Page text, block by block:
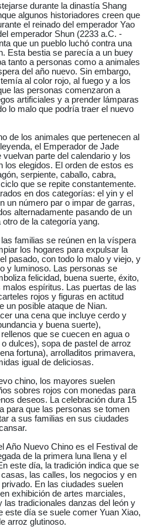
durante la dinastía Shang
algunos historiadores creen que
el reinado del emperador Yao
emperador Shun (2233 a.C. -
que un pueblo luchó contra una
Esta bestia se parecía a un buey
tanto a personas como a animales
del año nuevo. Sin embargo,
al color rojo, al fuego y a los
las personas comenzaron a
artificiales y a prender lámparas
lo malo que podría traer el nuevo
de los animales que pertenecen al
el Emperador de Jade
parte del calendario y los
los elegidos. El orden de estos es
serpiente, caballo, cabra,
que se repite constantemente.
en dos categorías: el yin y el
un número par o impar de garras,
alternadamente pasando de un
de la categoría yang.
familias se reúnen en la víspera
los hogares para expulsar la
pasado, con todo lo malo y viejo, y
y luminoso. Las personas se
felicidad, buena suerte, éxito,
espíritus. Las puertas de las
rojos y figuras en actitud
un posible ataque de Nian.
una cena que incluye cerdo y
y buena suerte),
que se cuecen en agua o
dulces), sopa de pastel de arroz
fortuna), arrolladitos primavera,
igual de deliciosas.
chino, los mayores suelen
sobres rojos con monedas para
deseos. La celebración dura 15
para que las personas se tomen
a sus familias en sus ciudades
Año Nuevo Chino es el Festival de
de la primera luna llena y el
este día, la tradición indica que se
las calles, los negocios y en
En las ciudades suelen
exhibición de artes marciales,
las tradicionales danzas del león y
este día se suele comer Yuan Xiao,
arroz glutinoso.